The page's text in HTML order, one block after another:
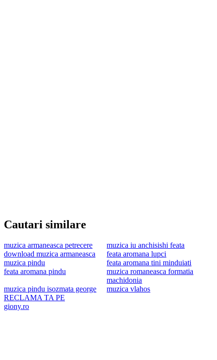
Cautari similare
muzica armaneasca petrecere
muzica iu anchisishi feata
download muzica armaneasca
feata aromana lupci
muzica pindu
feata aromana tini minduiati
feata aromana pindu
muzica romaneasca formatia
machidonia
muzica pindu isozmata george
muzica vlahos
RECLAMA TA PE
giony.ro